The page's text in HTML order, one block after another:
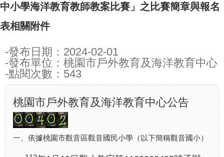
中小學海洋教育教師教案比賽」之比賽簡章與報名
表相關附件
-發布日期：2024-02-01
-發布單位：桃園市戶外教育及海洋教育中心
-點閱次數：543
桃園市戶外教育及海洋教育中心公告
一、依據桃園市觀音區觀音國民小學（以下簡稱觀音國小）